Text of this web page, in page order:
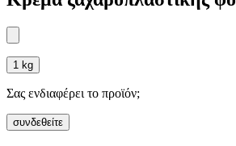
1 kg
Σας ενδιαφέρει το προϊόν;
συνδεθείτε